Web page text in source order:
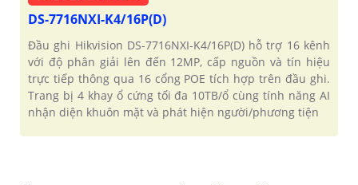
DS-7716NXI-K4/16P(D)
Đầu ghi Hikvision DS-7716NXI-K4/16P(D) hỗ trợ 16 kênh
với độ phân giải lên đến 12MP, cấp nguồn và tín hiệu
trực tiếp thông qua 16 cổng POE tích hợp trên đầu ghi.
Trang bị 4 khay ổ cứng tối đa 10TB/ổ cùng tính năng AI
nhận diện khuôn mặt và phát hiện người/phương tiện